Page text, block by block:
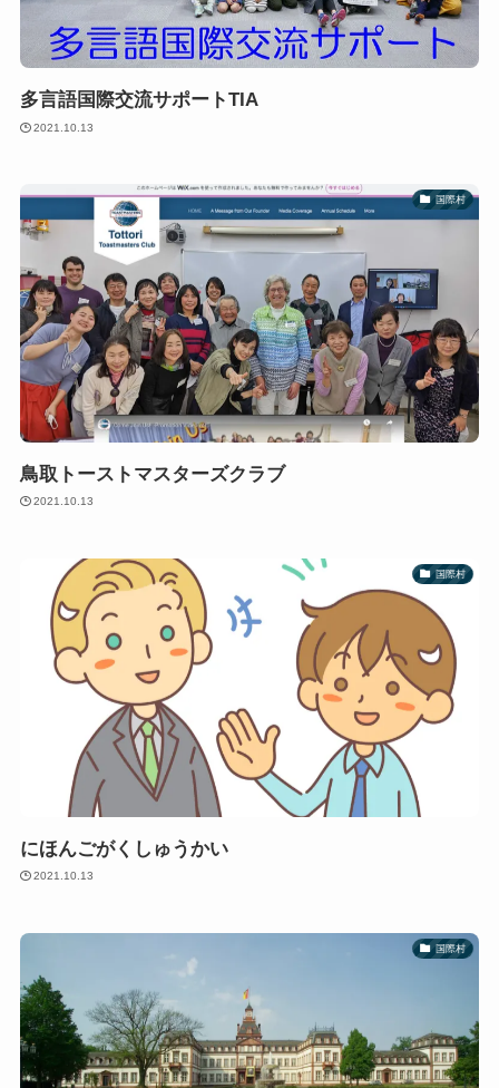
多言語国際交流サポートTIA
2021.10.13
国際村
鳥取トーストマスターズクラブ
2021.10.13
国際村
にほんごがくしゅうかい
2021.10.13
国際村